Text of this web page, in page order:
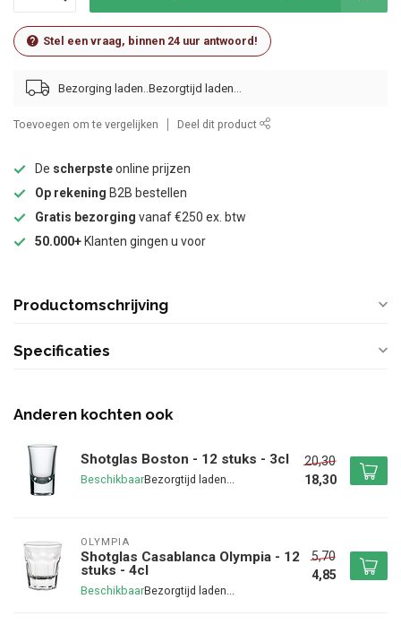
Stel een vraag, binnen 24 uur antwoord!
Bezorging laden..
Toevoegen om te vergelijken Deel dit product
De scherpsteonline prijzen
Op rekening B2B bestellen
Gratis bezorging vanaf €250 ex. btw
50.000+ Klanten gingen u voor
Productomschrijving
Specificaties
Anderen kochten ook
Shotglas Boston - 12 stuks - 3cl
Beschikbaar
20,30
18,30
OLYMPIA
Shotglas Casablanca Olympia - 12
stuks - 4cl
Beschikbaar
5,70
4,85